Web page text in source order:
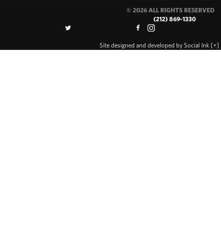
© 2026 ALL RIGHTS RESERVED
(212) 869-1330
Site designed and developed by Social Ink [+]